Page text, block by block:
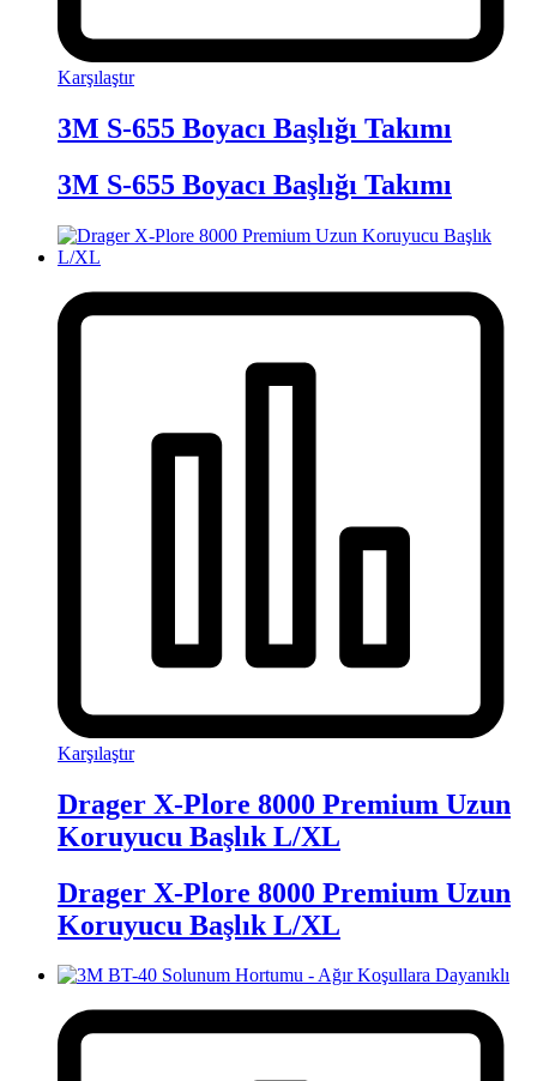
Karşılaştır
3M S-655 Boyacı Başlığı Takımı
3M S-655 Boyacı Başlığı Takımı
Karşılaştır
Drager X-Plore 8000 Premium Uzun
Koruyucu Başlık L/XL
Drager X-Plore 8000 Premium Uzun
Koruyucu Başlık L/XL